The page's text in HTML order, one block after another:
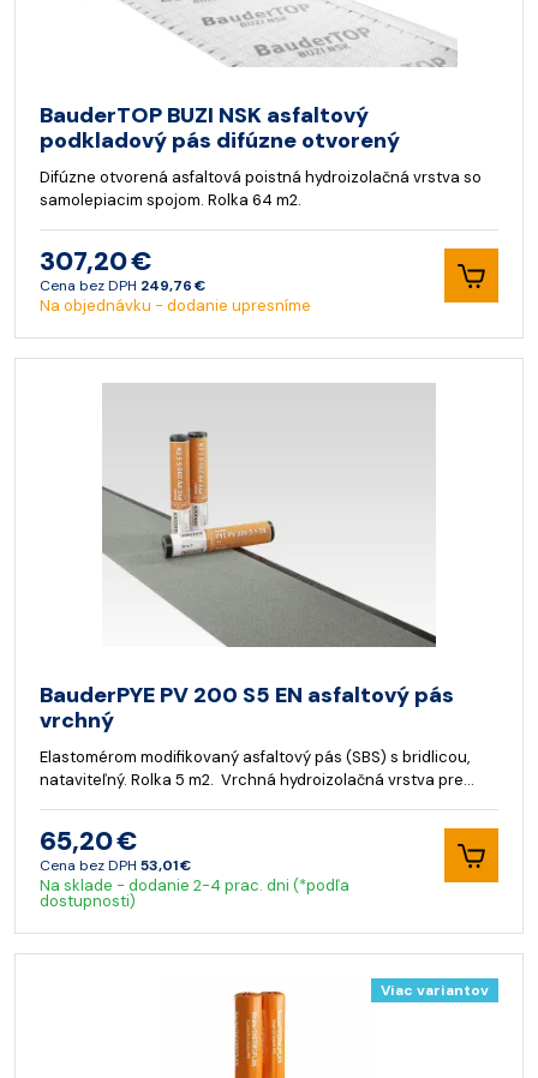
BauderTOP BUZI NSK asfaltový
podkladový pás difúzne otvorený
Difúzne otvorená asfaltová poistná hydroizolačná vrstva so
samolepiacim spojom. Rolka 64 m2.
307,20 €
Cena bez DPH 249,76 €
Na objednávku - dodanie upresníme
BauderPYE PV 200 S5 EN asfaltový pás
vrchný
Elastomérom modifikovaný asfaltový pás (SBS) s bridlicou,
nataviteľný. Rolka 5 m2. Vrchná hydroizolačná vrstva pre…
65,20 €
Cena bez DPH 53,01 €
Na sklade - dodanie 2-4 prac. dni (*podľa
dostupnosti)
Viac variantov